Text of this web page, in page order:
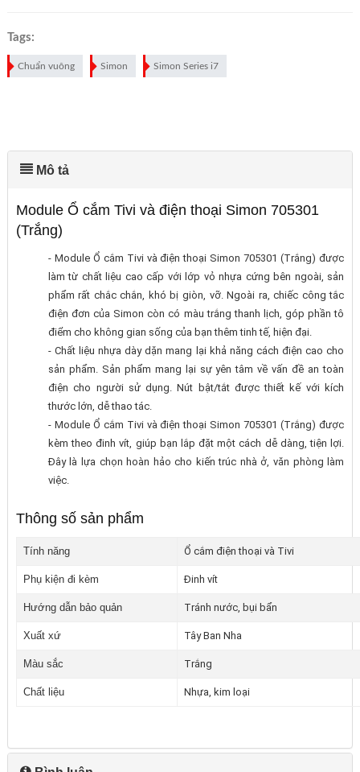
Tags:
Chuẩn vuông Simon Simon Series i7
Mô tả
Module Ổ cắm Tivi và điện thoại Simon 705301
(Trắng)
- Module Ổ cắm Tivi và điện thoại Simon 705301 (Trắng) được
làm từ chất liệu cao cấp với lớp vỏ nhựa cứng bên ngoài, sản
phẩm rất chắc chắn, khó bị giòn, vỡ. Ngoài ra, chiếc công tắc
điện đơn của Simon còn có màu trắng thanh lịch, góp phần tô
điểm cho không gian sống của bạn thêm tinh tế, hiện đại.
- Chất liệu nhựa dày dặn mang lại khả năng cách điện cao cho
sản phẩm. Sản phẩm mang lại sự yên tâm về vấn đề an toàn
điện cho người sử dụng. Nút bật/tắt được thiết kế với kích
thước lớn, dễ thao tác.
- Module Ổ cắm Tivi và điện thoại Simon 705301 (Trắng) được
kèm theo đinh vít, giúp bạn lắp đặt một cách dễ dàng, tiện lợi.
Đây là lựa chọn hoàn hảo cho kiến trúc nhà ở, văn phòng làm
việc.
Thông số sản phẩm
Tính năng Ổ cắm điện thoại và Tivi
Phụ kiện đi kèm Đinh vít
Hướng dẫn bảo quản Tránh nước, bụi bẩn
Xuất xứ Tây Ban Nha
Màu sắc Trắng
Chất liệu Nhựa, kim loại